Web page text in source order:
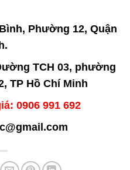
Phường 12, Quận
TCH 03, phường
TP Hồ Chí Minh
0906 991 692